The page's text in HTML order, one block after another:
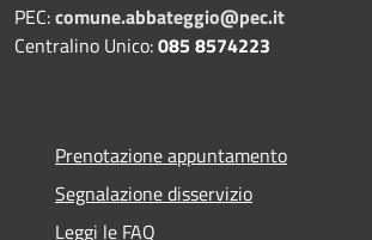
PEC:comune.abbateggio@pec.it
Centralino Unico:085 8574223
Prenotazione appuntamento
Segnalazione disservizio
Leggi le FAQ